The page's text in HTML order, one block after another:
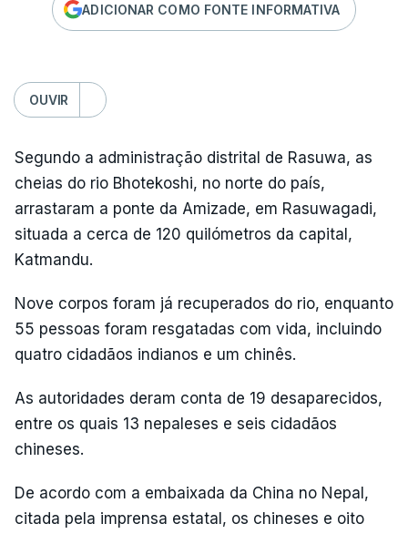
ADICIONAR COMO FONTE INFORMATIVA
OUVIR
Segundo a administração distrital de Rasuwa, as
cheias do rio Bhotekoshi, no norte do país,
arrastaram a ponte da Amizade, em Rasuwagadi,
situada a cerca de 120 quilómetros da capital,
Katmandu.
Nove corpos foram já recuperados do rio, enquanto
55 pessoas foram resgatadas com vida, incluindo
quatro cidadãos indianos e um chinês.
As autoridades deram conta de 19 desaparecidos,
entre os quais 13 nepaleses e seis cidadãos
chineses.
De acordo com a embaixada da China no Nepal,
citada pela imprensa estatal, os chineses e oito